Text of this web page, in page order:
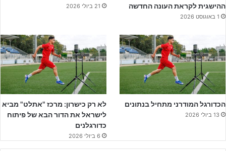
ההישגית לקראת העונה החדשה
1 באוגוסט 2026
21 ביולי 2026
הכדורגל המודרני מתחיל בנתונים
13 ביולי 2026
לא רק כישרון: מרכז "אתלט" מביא
לישראל את הדור הבא של פיתוח
כדורגלנים
6 ביולי 2026